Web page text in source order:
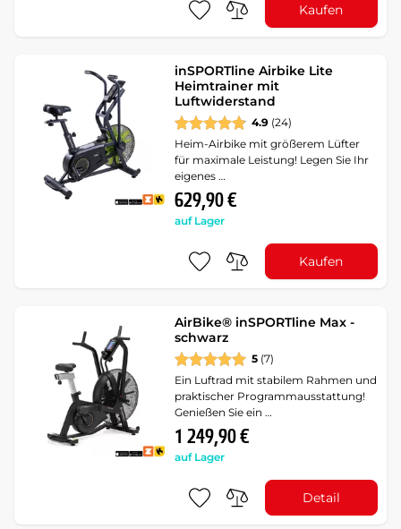
Kaufen
inSPORTline Airbike Lite
Heimtrainer mit
Luftwiderstand
4.9 (24)
Heim-Airbike mit größerem Lüfter
für maximale Leistung! Legen Sie Ihr
eigenes …
629,90 €
auf Lager
Kaufen
AirBike® inSPORTline Max -
schwarz
5 (7)
Ein Luftrad mit stabilem Rahmen und
praktischer Programmausstattung!
Genießen Sie ein …
1 249,90 €
auf Lager
Detail